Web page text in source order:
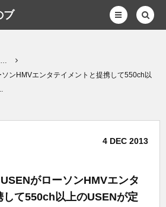
ブ
…
ソンHMVエンタテイメントと提携して550ch以
4 DEC 2013
がローソンHMVエンタ
して550ch以上のUSENが定